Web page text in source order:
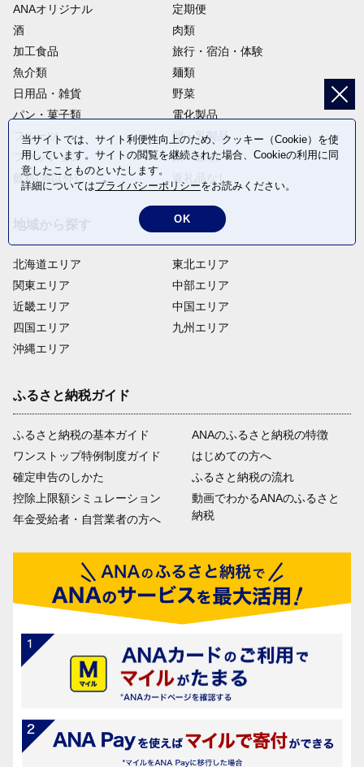
ANAオリジナル
定期便
酒
肉類
加工食品
旅行・宿泊・体験
魚介類
麺類
日用品・雑貨
野菜
パン・菓子類
電化製品
フルーツ
卵・乳製品
ファッション
米・穀物
飲料(酒以外)
返礼品なし
北海道エリア
関東エリア
近畿エリア
四国エリア
沖縄エリア
東北エリア
中部エリア
中国エリア
九州エリア
ふるさと納税ガイド
ふるさと納税の基本ガイド
ワンストップ特例制度ガイド
確定申告のしかた
控除上限額シミュレーション
年金受給者・自営業者の方へ
ANAのふるさと納税の特徴
はじめての方へ
ふるさと納税の流れ
動画でわかるANAのふるさと
納税
当サイトでは、サイト利便性向上のため、クッキー（Cookie）を使
用しています。サイトの閲覧を継続された場合、Cookieの利用に同
意したことものといたします。
詳細についてはプライバシーポリシーをお読みください。
OK